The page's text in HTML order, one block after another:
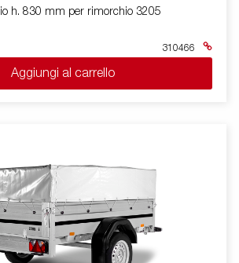
h. 830 mm per rimorchio 3205
310466
Aggiungi al carrello